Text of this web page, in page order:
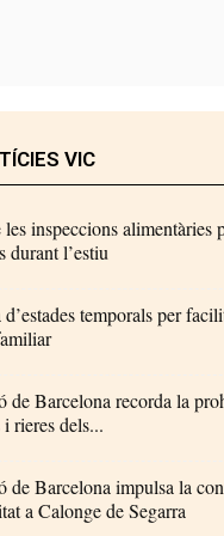
VIC
inspeccions alimentàries
durant l’estiu
temporals per
de Barcelona recorda la
rieres dels...
de Barcelona impulsa la
a Calonge de Segarra